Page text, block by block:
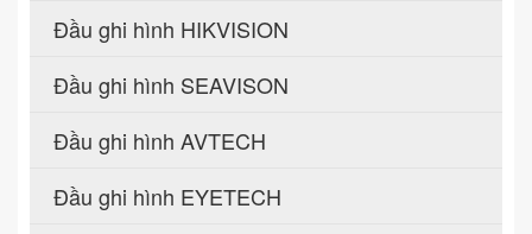
Đầu ghi hình HIKVISION
Đầu ghi hình SEAVISON
Đầu ghi hình AVTECH
Đầu ghi hình EYETECH